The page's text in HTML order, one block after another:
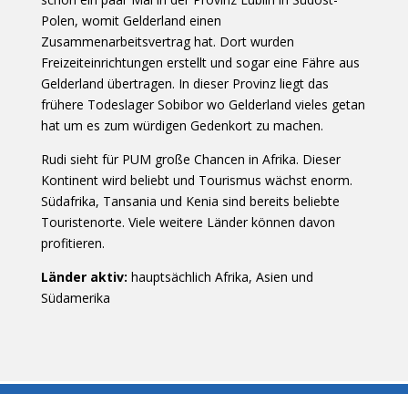
Polen, womit Gelderland einen
Zusammenarbeitsvertrag hat. Dort wurden
Freizeiteinrichtungen erstellt und sogar eine Fähre aus
Gelderland übertragen. In dieser Provinz liegt das
frühere Todeslager Sobibor wo Gelderland vieles getan
hat um es zum würdigen Gedenkort zu machen.
Rudi sieht für PUM große Chancen in Afrika. Dieser
Kontinent wird beliebt und Tourismus wächst enorm.
Südafrika, Tansania und Kenia sind bereits beliebte
Touristenorte. Viele weitere Länder können davon
profitieren.
Länder aktiv: hauptsächlich Afrika, Asien und
Südamerika